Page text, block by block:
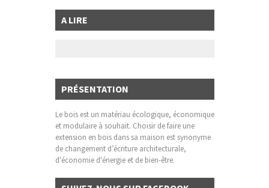
A LIRE
PRÉSENTATION
Le bois est un matériau écologique, économique
et modulaire à souhait. Choisir de faire une
extension en bois dans sa maison est synonyme
de changement d’écriture architecturale,
d'économie d'énergie et de bien-être.